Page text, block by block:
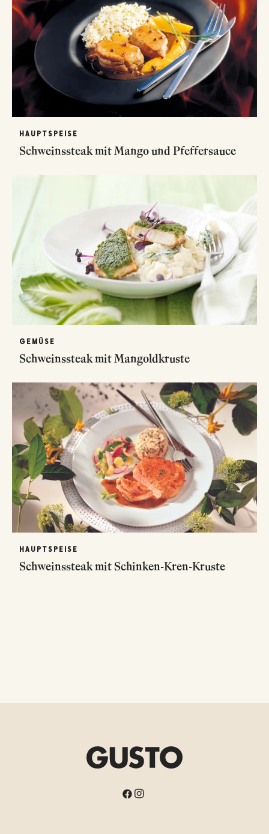
HAUPTSPEISE
Schweinssteak mit Mango und Pfeffersauce
GEMÜSE
Schweinssteak mit Mangoldkruste
HAUPTSPEISE
Schweinssteak mit Schinken-Kren-Kruste